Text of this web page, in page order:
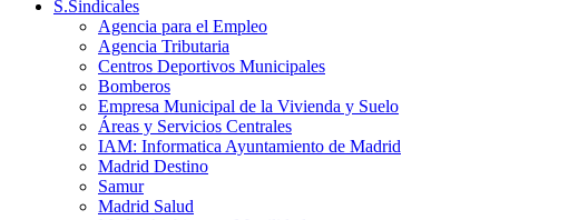
S.Sindicales
Agencia para el Empleo
Agencia Tributaria
Centros Deportivos Municipales
Bomberos
Empresa Municipal de la Vivienda y Suelo
Áreas y Servicios Centrales
IAM: Informatica Ayuntamiento de Madrid
Madrid Destino
Samur
Madrid Salud